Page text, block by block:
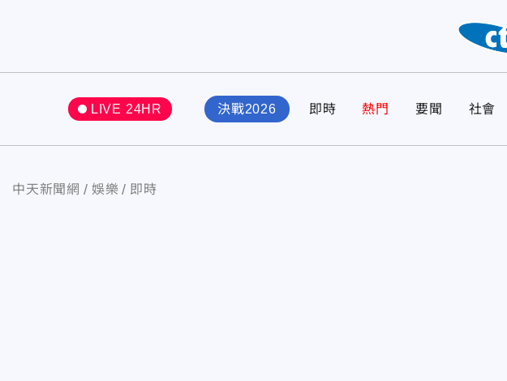
LIVE 24HR 決戰2026 即時 熱門 要聞 社會
中天新聞網 娛樂 即時